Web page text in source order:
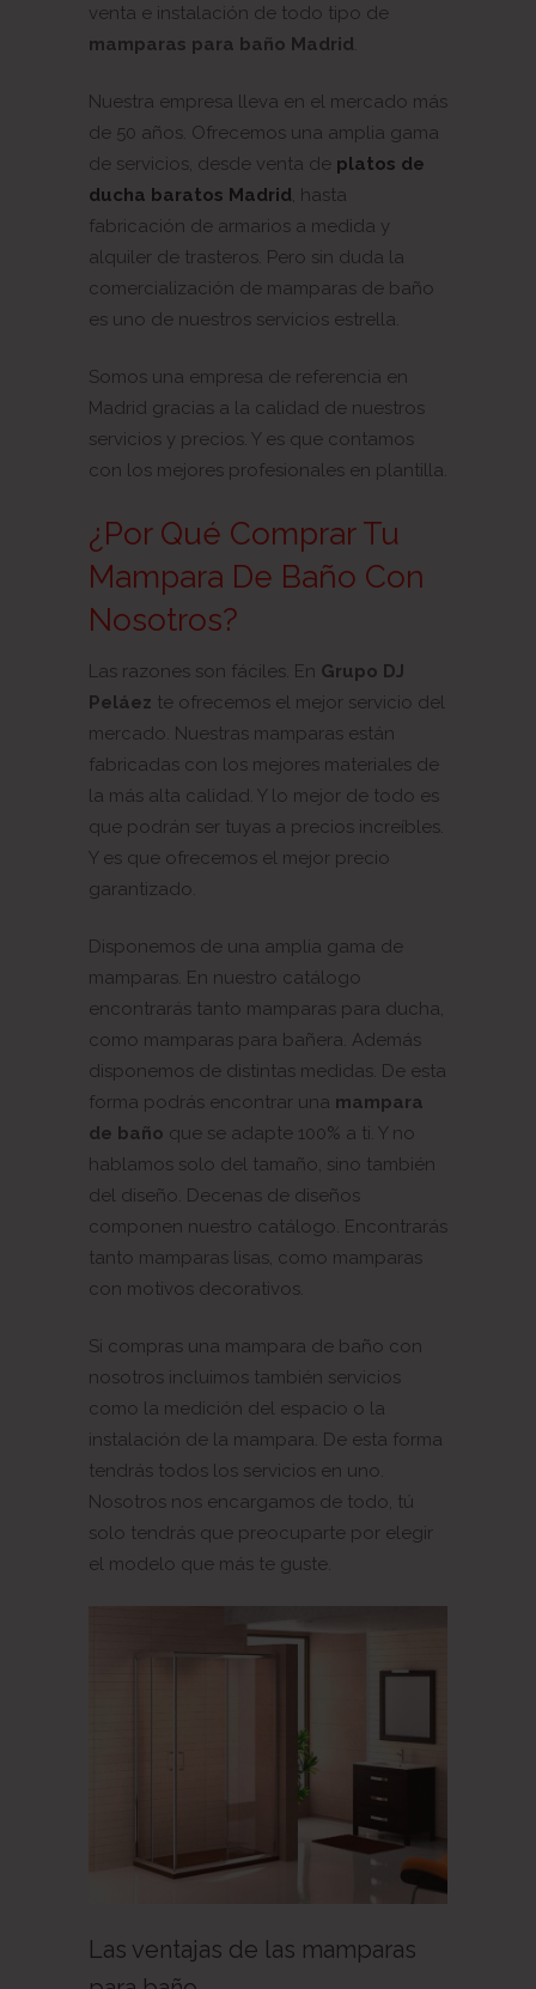
venta e instalación de todo tipo de
mamparas para baño Madrid.
Nuestra empresa lleva en el mercado más
de 50 años. Ofrecemos una amplia gama
de servicios, desde venta de platos de
ducha baratos Madrid, hasta
fabricación de armarios a medida y
alquiler de trasteros. Pero sin duda la
comercialización de mamparas de baño
es uno de nuestros servicios estrella.
Somos una empresa de referencia en
Madrid gracias a la calidad de nuestros
servicios y precios. Y es que contamos
con los mejores profesionales en plantilla.
¿Por Qué Comprar Tu
Mampara De Baño Con
Nosotros?
Las razones son fáciles. En Grupo DJ
Peláez te ofrecemos el mejor servicio del
mercado. Nuestras mamparas están
fabricadas con los mejores materiales de
la más alta calidad. Y lo mejor de todo es
que podrán ser tuyas a precios increíbles.
Y es que ofrecemos el mejor precio
garantizado.
Disponemos de una amplia gama de
mamparas. En nuestro catálogo
encontrarás tanto mamparas para ducha,
como mamparas para bañera. Además
disponemos de distintas medidas. De esta
forma podrás encontrar una mampara
de baño que se adapte 100% a ti. Y no
hablamos solo del tamaño, sino también
del diseño. Decenas de diseños
componen nuestro catálogo. Encontrarás
tanto mamparas lisas, como mamparas
con motivos decorativos.
Si compras una mampara de baño con
nosotros incluimos también servicios
como la medición del espacio o la
instalación de la mampara. De esta forma
tendrás todos los servicios en uno.
Nosotros nos encargamos de todo, tú
solo tendrás que preocuparte por elegir
el modelo que más te guste.
Las ventajas de las mamparas